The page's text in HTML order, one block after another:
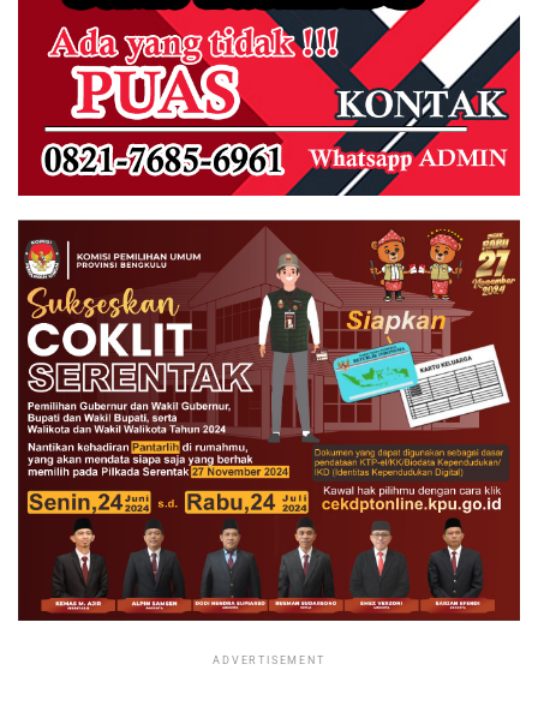
ADVERTISEMENT